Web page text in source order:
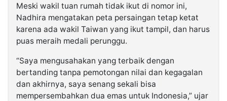
Meski wakil tuan rumah tidak ikut di nomor ini,
Nadhira mengatakan peta persaingan tetap ketat
karena ada wakil Taiwan yang ikut tampil, dan harus
puas meraih medali perunggu.
“Saya mengusahakan yang terbaik dengan
bertanding tanpa pemotongan nilai dan kegagalan
dan akhirnya, saya senang sekali bisa
mempersembahkan dua emas untuk Indonesia,” ujar